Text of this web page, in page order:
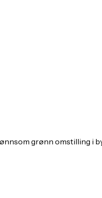
grønn omstilling i